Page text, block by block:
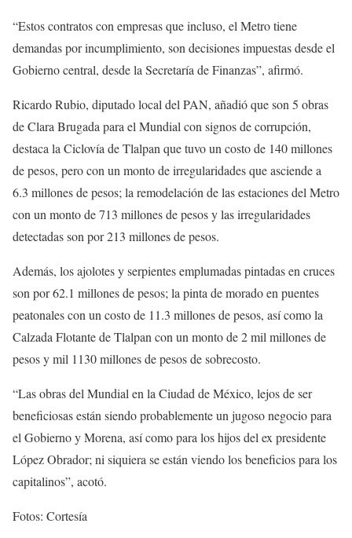
“Estos contratos con empresas que incluso, el Metro tiene
demandas por incumplimiento, son decisiones impuestas desde el
Gobierno central, desde la Secretaría de Finanzas”, afirmó.
Ricardo Rubio, diputado local del PAN, añadió que son 5 obras
de Clara Brugada para el Mundial con signos de corrupción,
destaca la Ciclovía de Tlalpan que tuvo un costo de 140 millones
de pesos, pero con un monto de irregularidades que asciende a
6.3 millones de pesos; la remodelación de las estaciones del Metro
con un monto de 713 millones de pesos y las irregularidades
detectadas son por 213 millones de pesos.
Además, los ajolotes y serpientes emplumadas pintadas en cruces
son por 62.1 millones de pesos; la pinta de morado en puentes
peatonales con un costo de 11.3 millones de pesos, así como la
Calzada Flotante de Tlalpan con un monto de 2 mil millones de
pesos y mil 1130 millones de pesos de sobrecosto.
“Las obras del Mundial en la Ciudad de México, lejos de ser
beneficiosas están siendo probablemente un jugoso negocio para
el Gobierno y Morena, así como para los hijos del ex presidente
López Obrador; ni siquiera se están viendo los beneficios para los
capitalinos”, acotó.
Fotos: Cortesía